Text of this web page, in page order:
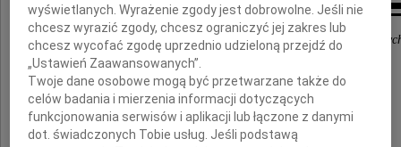
Nie umiera ten, kto trwa w pamięci i sercach
Pani
Agnieszcze Domowicz
wyświetlanych. Wyrażenie zgody jest dobrowolne. Jeśli nie
chcesz wyrazić zgody, chcesz ograniczyć jej zakres lub
chcesz wycofać zgodę uprzednio udzieloną przejdź do
„Ustawień Zaawansowanych”.
Twoje dane osobowe mogą być przetwarzane także do
celów badania i mierzenia informacji dotyczących
funkcjonowania serwisów i aplikacji lub łączone z danymi
dot. świadczonych Tobie usług. Jeśli podstawą